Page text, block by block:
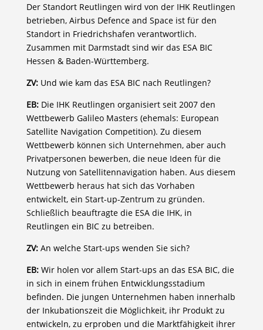
Der Standort Reutlingen wird von der IHK Reutlingen
betrieben, Airbus Defence and Space ist für den
Standort in Friedrichshafen verantwortlich.
Zusammen mit Darmstadt sind wir das ESA BIC
Hessen & Baden-Württemberg.
ZV: Und wie kam das ESA BIC nach Reutlingen?
EB: Die IHK Reutlingen organisiert seit 2007 den
Wettbewerb Galileo Masters (ehemals: European
Satellite Navigation Competition). Zu diesem
Wettbewerb können sich Unternehmen, aber auch
Privatpersonen bewerben, die neue Ideen für die
Nutzung von Satellitennavigation haben. Aus diesem
Wettbewerb heraus hat sich das Vorhaben
entwickelt, ein Start-up-Zentrum zu gründen.
Schließlich beauftragte die ESA die IHK, in
Reutlingen ein BIC zu betreiben.
ZV: An welche Start-ups wenden Sie sich?
EB: Wir holen vor allem Start-ups an das ESA BIC, die
in sich in einem frühen Entwicklungsstadium
befinden. Die jungen Unternehmen haben innerhalb
der Inkubationszeit die Möglichkeit, ihr Produkt zu
entwickeln, zu erproben und die Marktfähigkeit ihrer